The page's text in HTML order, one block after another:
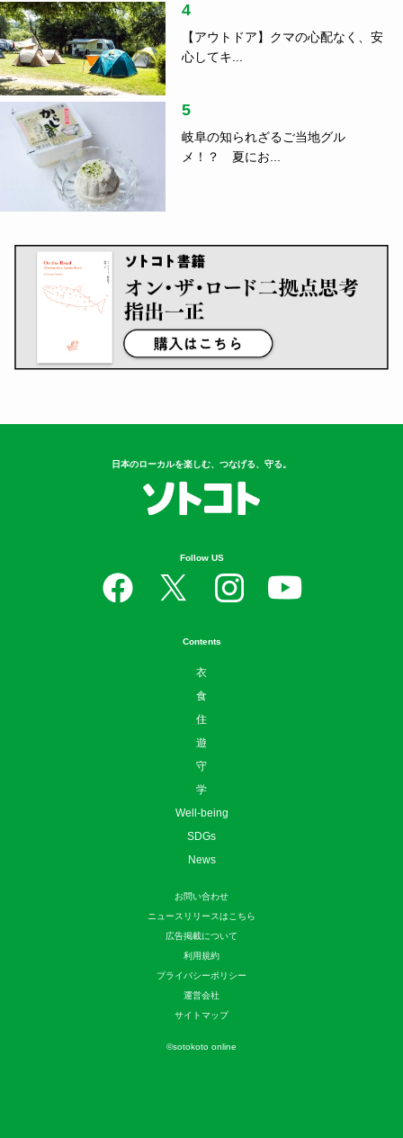
4
【アウトドア】クマの心配なく、安
心してキ...
5
岐阜の知られざるご当地グル
メ！？ 夏にお...
日本のローカルを楽しむ、つなげる、守る。
Follow US
Contents
衣
食
住
遊
守
学
Well-being
SDGs
News
お問い合わせ
ニュースリリースはこちら
広告掲載について
利用規約
プライバシーポリシー
運営会社
サイトマップ
©sotokoto online